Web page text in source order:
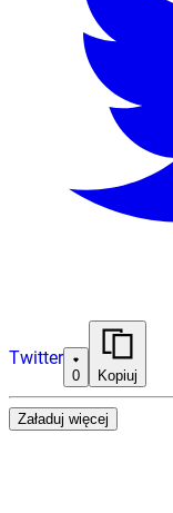
Twitter
0 Kopiuj
Załaduj więcej